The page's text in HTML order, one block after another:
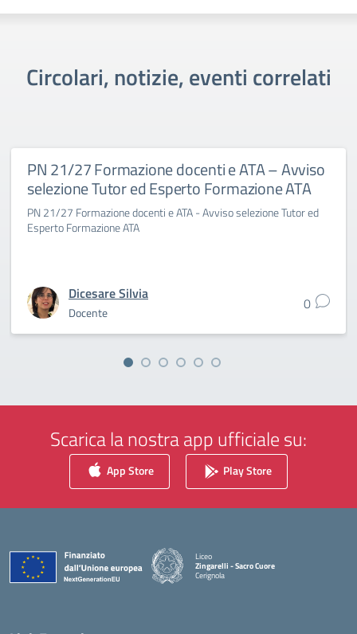
Circolari, notizie, eventi correlati
PN 21/27 Formazione docenti e ATA – Avviso
selezione Tutor ed Esperto Formazione ATA
PN 21/27 Formazione docenti e ATA - Avviso selezione Tutor ed
Esperto Formazione ATA
Dicesare Silvia
Docente 0
Scarica la nostra app ufficiale su:
App Store Play Store
Liceo
Zingarelli - Sacro Cuore
Cerignola
— Visita la pagina iniziale della scuola